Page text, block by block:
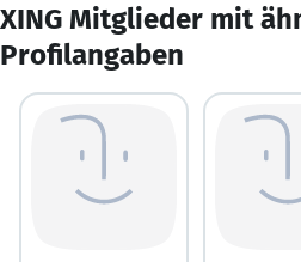
XING Mitglieder mit
Profilangaben